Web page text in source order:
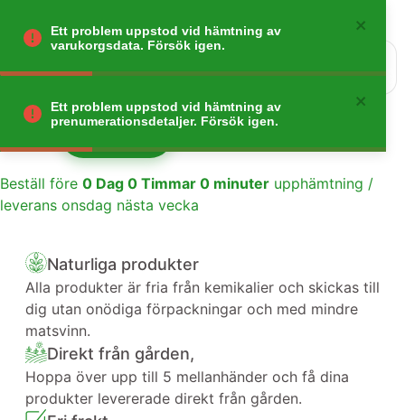
Gå tillbaka
Beställ före 0 Dag 0 Timmar 0 minuter upphämtning /
leverans onsdag nästa vecka
Naturliga produkter
Alla produkter är fria från kemikalier och skickas till
dig utan onödiga förpackningar och med mindre
matsvinn.
Direkt från gården,
Hoppa över upp till 5 mellanhänder och få dina
produkter levererade direkt från gården.
Ett problem uppstod vid hämtning av
varukorgsdata. Försök igen.
Ett problem uppstod vid hämtning av
prenumerationsdetaljer. Försök igen.